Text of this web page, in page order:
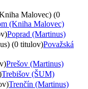
Malovec) (0
(Kniha Malovec)
Poprad (Martinus)
(0 titulov)Považská
Prešov (Martinus)
Trebišov (ŠUM)
Trenčín (Martinus)